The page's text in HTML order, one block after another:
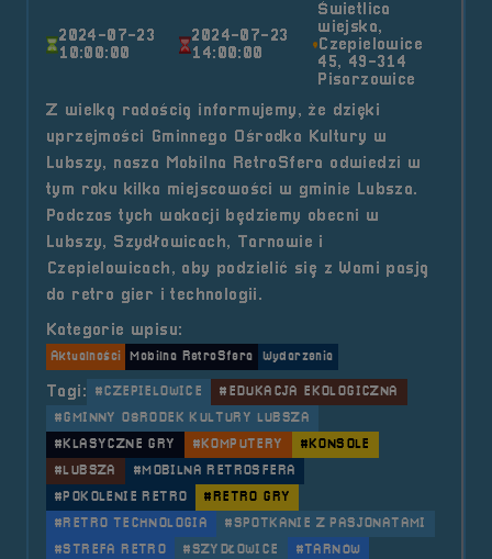
2024-07-23
10:00:00
2024-07-23
14:00:00
Świetlica
wiejska,
Czepielowice
45, 49-314
Pisarzowice
Z wielką radością informujemy, że dzięki
uprzejmości Gminnego Ośrodka Kultury w
Lubszy, nasza Mobilna RetroSfera odwiedzi w
tym roku kilka miejscowości w gminie Lubsza.
Podczas tych wakacji będziemy obecni w
Lubszy, Szydłowicach, Tarnowie i
Czepielowicach, aby podzielić się z Wami pasją
do retro gier i technologii.
Kategorie wpisu:
Aktualności Mobilna RetroSfera Wydarzenia
Tagi: #CZEPIELOWICE
#EDUKACJA EKOLOGICZNA
#GMINNY OŚRODEK KULTURY LUBSZA
#KLASYCZNE GRY
#KOMPUTERY
#KONSOLE
#LUBSZA
#MOBILNA RETROSFERA
#POKOLENIE RETRO
#RETRO GRY
#RETRO TECHNOLOGIA
#SPOTKANIE Z PASJONATAMI
#STREFA RETRO
#SZYDŁOWICE
#TARNÓW